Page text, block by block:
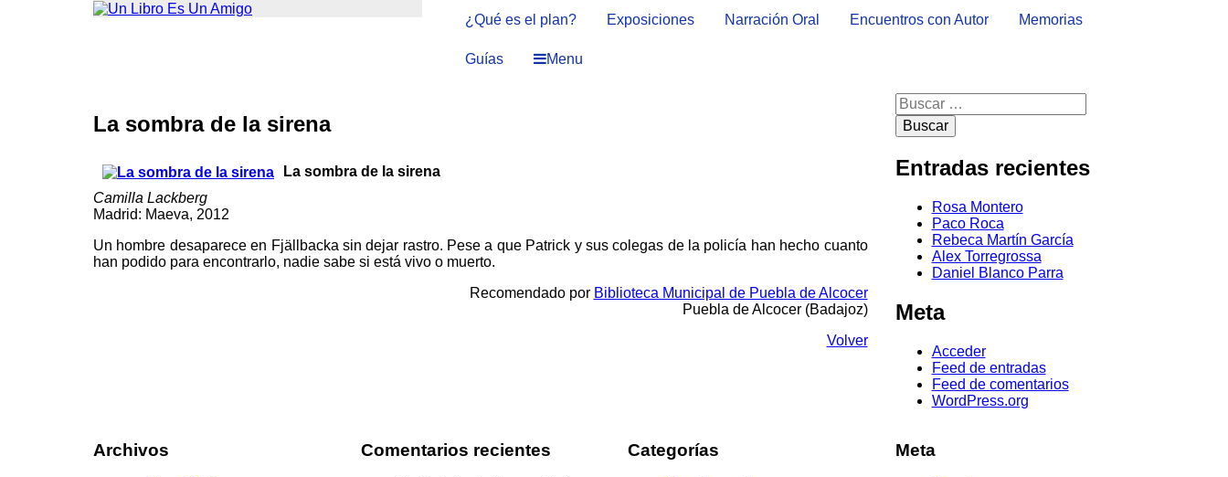
¿Qué es el plan? Exposiciones Narración Oral Encuentros con Autor Memorias
Guías Menu
La sombra de la sirena
La sombra de la sirena
Camilla Lackberg
Madrid: Maeva, 2012
Un hombre desaparece en Fjällbacka sin dejar rastro. Pese a que Patrick y sus colegas de la policía han hecho cuanto
han podido para encontrarlo, nadie sabe si está vivo o muerto.
Recomendado por Biblioteca Municipal de Puebla de Alcocer
Puebla de Alcocer (Badajoz)
Volver
Buscar:
Entradas recientes
Rosa Montero
Paco Roca
Rebeca Martín García
Alex Torregrossa
Daniel Blanco Parra
Meta
Acceder
Feed de entradas
Feed de comentarios
WordPress.org
Archivos Comentarios recientes Categorías Meta